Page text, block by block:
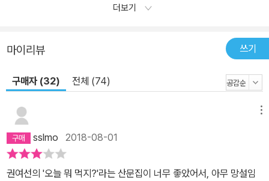
더보기
마이리뷰 쓰기
구매자 (32) 전체 (74)
sslmo 2018-08-01
권여선의 '오늘 뭐 먹지?'라는 산문집이 너무 좋았어서, 아무 망설임